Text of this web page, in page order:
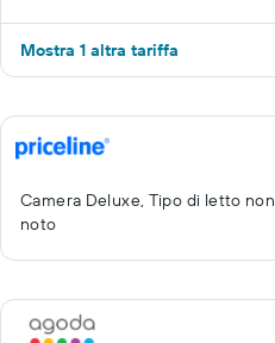
Mostra 1 altra tariffa
Camera Deluxe, Tipo di letto non
noto